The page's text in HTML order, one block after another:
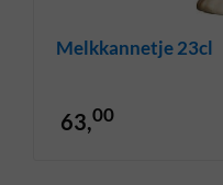
Melkkannetje 23cl
63,00